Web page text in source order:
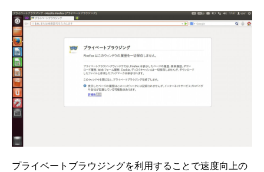
プライベートブラウジングを利用することで速度向上の